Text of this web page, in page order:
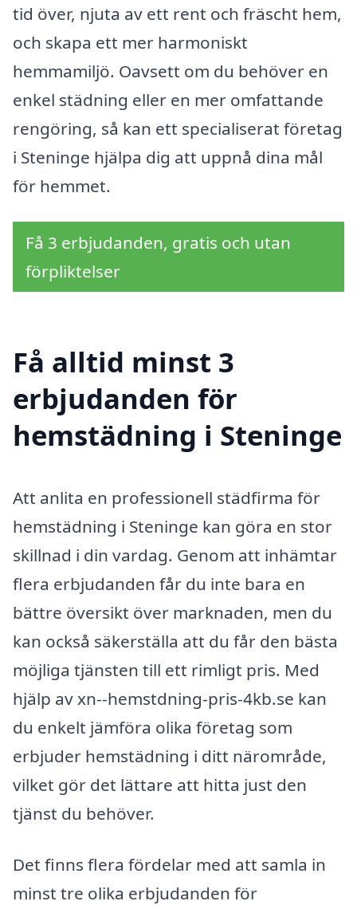
tid över, njuta av ett rent och fräscht hem,
och skapa ett mer harmoniskt
hemmamiljö. Oavsett om du behöver en
enkel städning eller en mer omfattande
rengöring, så kan ett specialiserat företag
i Steninge hjälpa dig att uppnå dina mål
för hemmet.
Få 3 erbjudanden, gratis och utan
förpliktelser
Få alltid minst 3
erbjudanden för
hemstädning i Steninge
Att anlita en professionell städfirma för
hemstädning i Steninge kan göra en stor
skillnad i din vardag. Genom att inhämtar
flera erbjudanden får du inte bara en
bättre översikt över marknaden, men du
kan också säkerställa att du får den bästa
möjliga tjänsten till ett rimligt pris. Med
hjälp av xn--hemstdning-pris-4kb.se kan
du enkelt jämföra olika företag som
erbjuder hemstädning i ditt närområde,
vilket gör det lättare att hitta just den
tjänst du behöver.
Det finns flera fördelar med att samla in
minst tre olika erbjudanden för